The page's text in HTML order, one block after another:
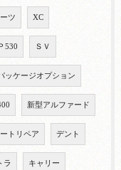
ツ XC
Ｐ530 ＳＶ
ッケージオプション
新型アルファード
トリペア デント
ラ キャリー